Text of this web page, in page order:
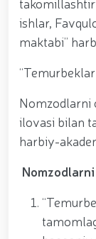
ishchi
polkovnik
etishga moyil
yuritib
o‘tkazildi //
litseyi
// “Harbiy
etildi. //
vazifalar
talablariga
oilalar”
“Jasorat”
bayramona
kuni
ishlar,
maktabi”
Nomzodlarni
ilovasi bilan
harbiy-
Nomzodlarni